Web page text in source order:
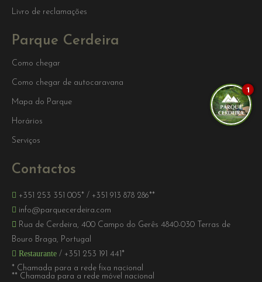
Livro de reclamações
Parque Cerdeira
Como chegar
Como chegar de autocaravana
Mapa do Parque
Horários
Serviços
Contactos
+351 253 351 005* / +351 913 878 286**
info@parquecerdeira.com
Rua de Cerdeira, 400 Campo do Gerês 4840-030 Terras de
Bouro Braga, Portugal
Restaurante / +351 253 191 441*
* Chamada para a rede fixa nacional
** Chamada para a rede móvel nacional
1